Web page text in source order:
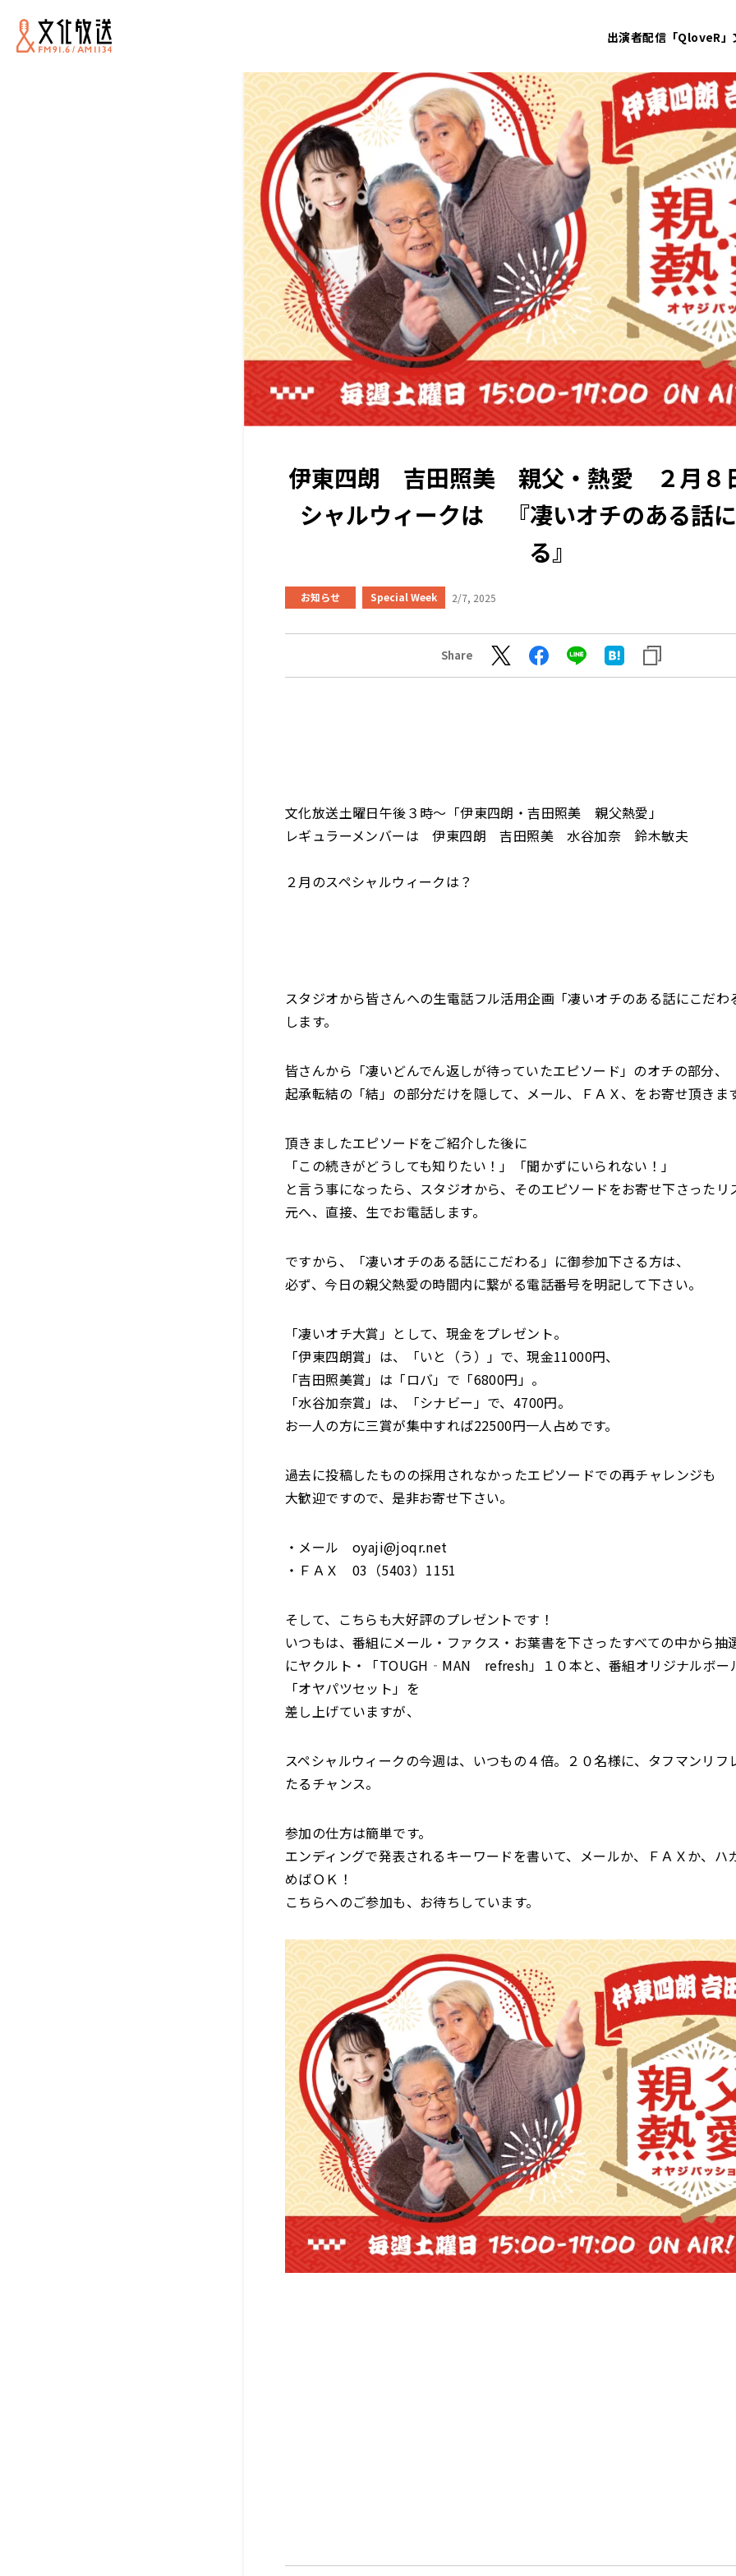
出演者配信「QloveR」
伊東四朗 吉田照美 親父・熱愛 ２月
シャルウィークは 『凄いオチのある話
る』
お知らせ Special Week 2/7, 2025
Share
文化放送土曜日午後３時～「伊東四朗・吉田照美 親父熱愛」
レギュラーメンバーは 伊東四朗 吉田照美 水谷加奈 鈴木敏夫
２月のスペシャルウィークは？
スタジオから皆さんへの生電話フル活用企画「凄いオチのある話にこだわ
します。
皆さんから「凄いどんでん返しが待っていたエピソード」のオチの部分、
起承転結の「結」の部分だけを隠して、メール、ＦＡＸ、をお寄せ頂きま
頂きましたエピソードをご紹介した後に
「この続きがどうしても知りたい！」「聞かずにいられない！」
と言う事になったら、スタジオから、そのエピソードをお寄せ下さったリ
元へ、直接、生でお電話します。
ですから、「凄いオチのある話にこだわる」に御参加下さる方は、
必ず、今日の親父熱愛の時間内に繋がる電話番号を明記して下さい。
「凄いオチ大賞」として、現金をプレゼント。
「伊東四朗賞」は、「いと（う）」で、現金11000円、
「吉田照美賞」は「ロバ」で「6800円」。
「水谷加奈賞」は、「シナビー」で、4700円。
お一人の方に三賞が集中すれば22500円一人占めです。
過去に投稿したものの採用されなかったエピソードでの再チャレンジも
大歓迎ですので、是非お寄せ下さい。
・メール oyaji@joqr.net
・ＦＡＸ 03（5403）1151
そして、こちらも大好評のプレゼントです！
いつもは、番組にメール・ファクス・お葉書を下さったすべての中から抽
にヤクルト・「TOUGH‐MAN refresh」１０本と、番組オリジナルボー
「オヤパツセット」を
差し上げていますが、
スペシャルウィークの今週は、いつもの４倍。２０名様に、タフマンリフ
たるチャンス。
参加の仕方は簡単です。
エンディングで発表されるキーワードを書いて、メールか、ＦＡＸか、ハ
めばＯＫ！
こちらへのご参加も、お待ちしています。